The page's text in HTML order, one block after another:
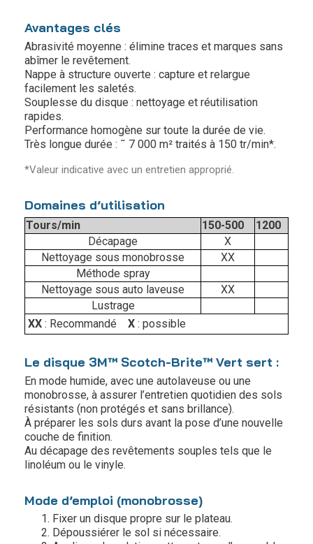
Avantages clés
Abrasivité moyenne : élimine traces et marques sans
abîmer le revêtement.
Nappe à structure ouverte : capture et relargue
facilement les saletés.
Souplesse du disque : nettoyage et réutilisation
rapides.
Performance homogène sur toute la durée de vie.
Très longue durée : ˜ 7 000 m² traités à 150 tr/min*.
*Valeur indicative avec un entretien approprié.
Domaines d’utilisation
Tours/min 150-500
1200
Décapage
X
Nettoyage sous monobrosse
XX
Méthode spray
Nettoyage sous auto laveuse
XX
Lustrage
XX : Recommandé X : possible
Le disque 3M™ Scotch-Brite™ Vert sert :
En mode humide, avec une autolaveuse ou une
monobrosse, à assurer l’entretien quotidien des sols
résistants (non protégés et sans brillance).
À préparer les sols durs avant la pose d’une nouvelle
couche de finition.
Au décapage des revêtements souples tels que le
linoléum ou le vinyle.
Mode d’emploi (monobrosse)
Fixer un disque propre sur le plateau.
Dépoussiérer le sol si nécessaire.